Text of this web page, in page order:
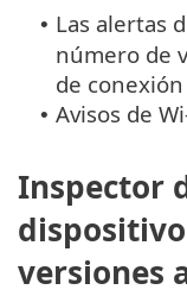
• Las alertas
número de
de
• Avisos de
Inspector
versiones